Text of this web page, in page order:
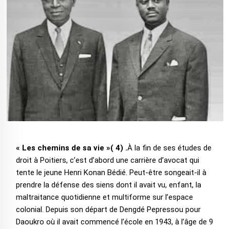
« Les chemins de sa vie »( 4) .À la fin de ses études de
droit à Poitiers, c’est d’abord une carrière d’avocat qui
tente le jeune Henri Konan Bédié. Peut-être songeait-il à
prendre la défense des siens dont il avait vu, enfant, la
maltraitance quotidienne et multiforme sur l’espace
colonial. Depuis son départ de Dengdé Pepressou pour
Daoukro où il avait commencé l’école en 1943, à l’âge de 9